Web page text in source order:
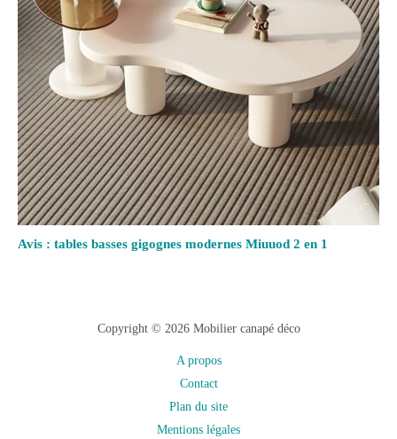
Avis : tables basses gigognes modernes Miuuod 2 en 1
Copyright © 2026 Mobilier canapé déco
A propos
Contact
Plan du site
Mentions légales